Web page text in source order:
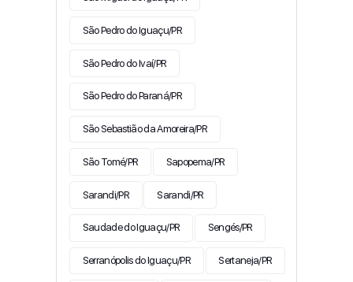
São Pedro do Iguaçu/PR
São Pedro do Ivaí/PR
São Pedro do Paraná/PR
São Sebastião da Amoreira/PR
São Tomé/PR Sapopema/PR
Sarandi/PR Sarandi/PR
Saudade do Iguaçu/PR Sengés/PR
Serranópolis do Iguaçu/PR Sertaneja/PR